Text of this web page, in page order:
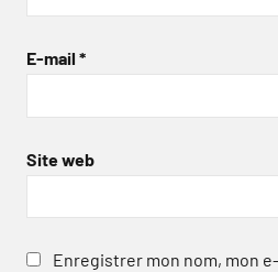
E-mail *
Site web
Enregistrer mon nom, mon